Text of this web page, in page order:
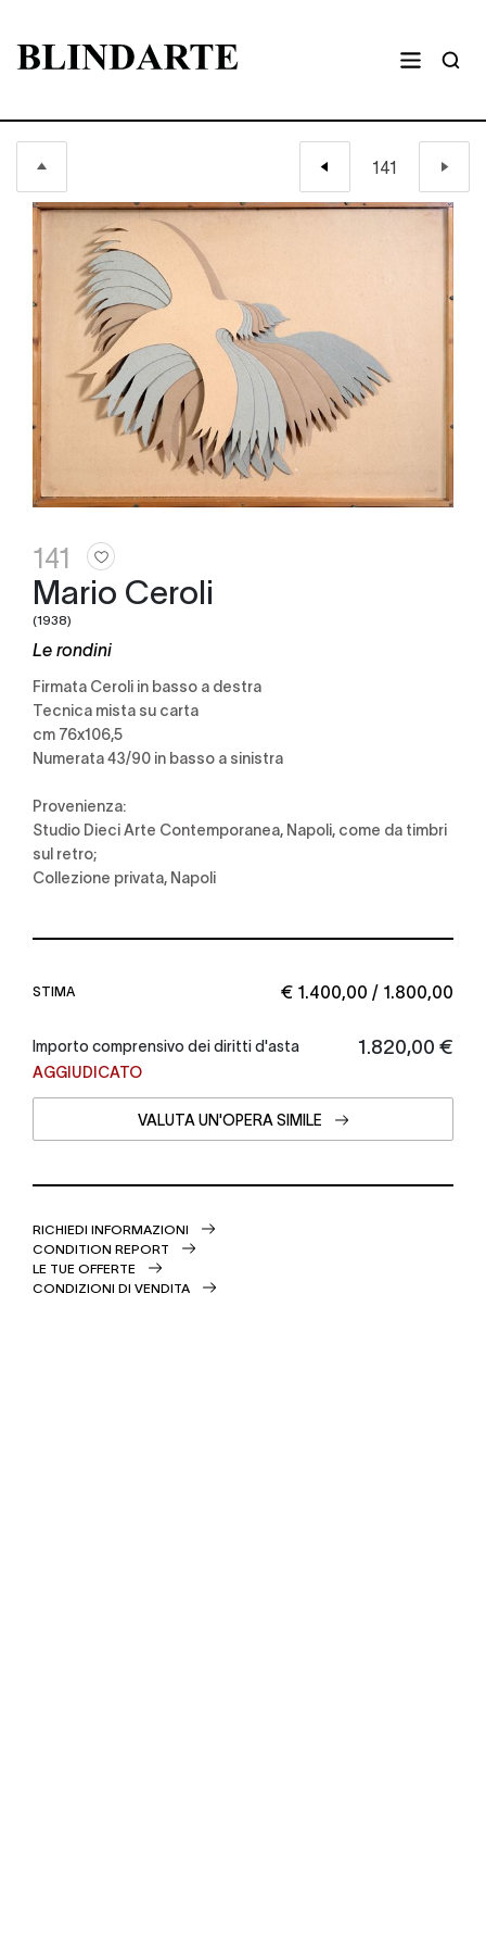
141
Mario Ceroli
(1938)
Le rondini
Firmata Ceroli in basso a destra
Tecnica mista su carta
cm 76x106,5
Numerata 43/90 in basso a sinistra
Provenienza:
Studio Dieci Arte Contemporanea, Napoli, come da timbri
sul retro;
Collezione privata, Napoli
€ 1.400,00 / 1.800,00
STIMA
€ 1.820,00
Importo comprensivo dei diritti d'asta
AGGIUDICATO
VALUTA UN'OPERA SIMILE
RICHIEDI INFORMAZIONI
CONDITION REPORT
LE TUE OFFERTE
CONDIZIONI DI VENDITA